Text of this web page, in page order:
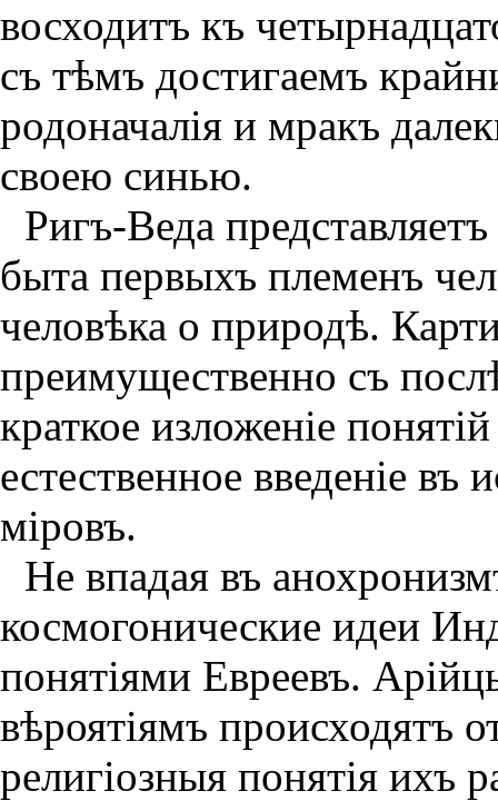
восходитъ къ
съ тѣмъ достигаемъ
родоначалiя и мракъ
своею синью.
Ригъ-Веда
быта первыхъ племенъ
человѣка о природѣ.
преимущественно съ
краткое изложенiе
естественное введенiе
мiровъ.
Не впадая въ
космогонические идеи
понятiями Евреевъ.
вѣроятiямъ происходятъ
религiозныя понятiя ихъ